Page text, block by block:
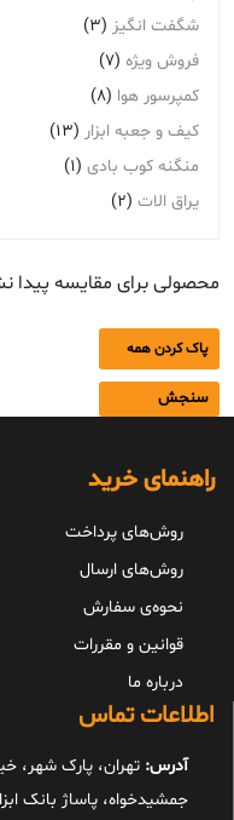
شگفت انگیز (3)
فروش ویژه (7)
کمپرسور هوا (8)
کیف و جعبه ابزار (13)
منگنه کوب بادی (1)
یراق الات (2)
محصولی برای مقایسه پیدا
پاک کردن همه
سنجش
راهنمای خرید
روش‌های پرداخت
روش‌های ارسال
نحوه‌ی سفارش
قوانین و مقررات
درباره ما
اطلاعات تماس
آدرس: تهران، پارک شهر،
جمشیدخواه، پاساژ بانک